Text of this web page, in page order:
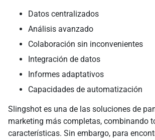
Datos centralizados
Análisis avanzado
Colaboración sin inconvenientes
Integración de datos
Informes adaptativos
Capacidades de automatización
Slingshot es una de las soluciones de
marketing más completas, combinando
características. Sin embargo, para